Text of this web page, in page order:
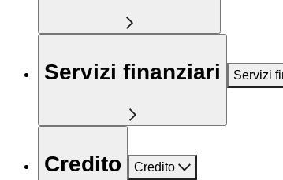
Servizi finanziari Servizi
Credito Credito